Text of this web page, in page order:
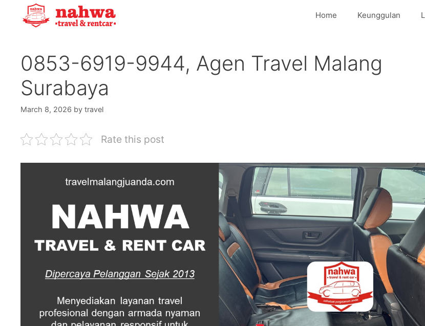
Home Keunggulan
0853-6919-9944, Agen Travel Malang
Surabaya
March 8, 2026 by travel
Rate this post